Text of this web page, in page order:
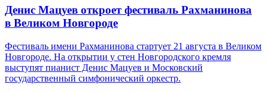
Денис Мацуев откроет фестиваль Рахманинова
в Великом Новгороде
Фестиваль имени Рахманинова стартует 21 августа в Великом
Новгороде. На открытии у стен Новгородского кремля
выступят пианист Денис Мацуев и Московский
государственный симфонический оркестр.